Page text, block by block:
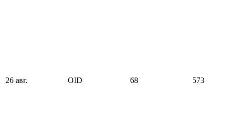
26 авг. OID 68 573